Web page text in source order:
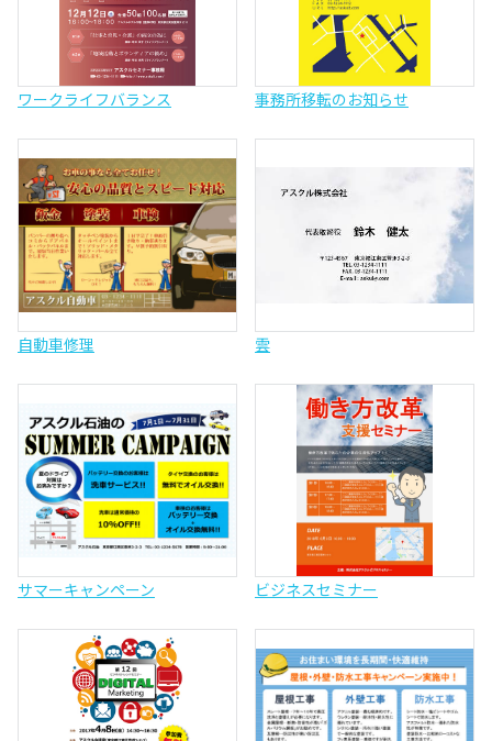
ワークライフバランス 事務所移転のお知らせ
自動車修理 雲
サマーキャンペーン ビジネスセミナー